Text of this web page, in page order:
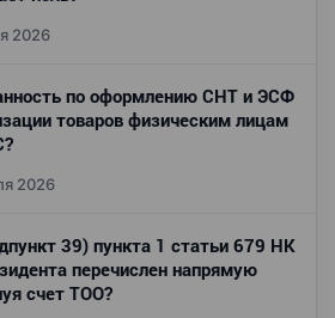
2026
по оформлению СНТ и ЭСФ
товаров физическим лицам
2026
39) пункта 1 статьи 679 НК
перечислен напрямую
счет ТОО?